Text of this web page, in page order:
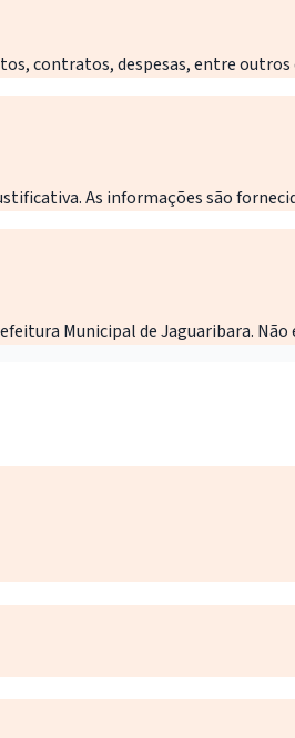
contratos, despesas, entre
As informações são
Municipal de Jaguaribara.